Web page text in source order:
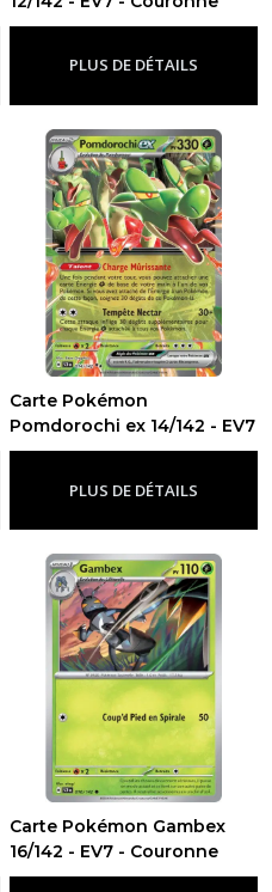
Stellaire-Ev7 - Couronne Stellaire
PLUS DE DÉTAILS
Carte Pokémon
Pomdorochi ex 14/142 - EV7
- Couronne Stellaire-Ev7 -
PLUS DE DÉTAILS
Carte Pokémon Gambex
16/142 - EV7 - Couronne
Stellaire-Ev7 - Couronne Stellaire